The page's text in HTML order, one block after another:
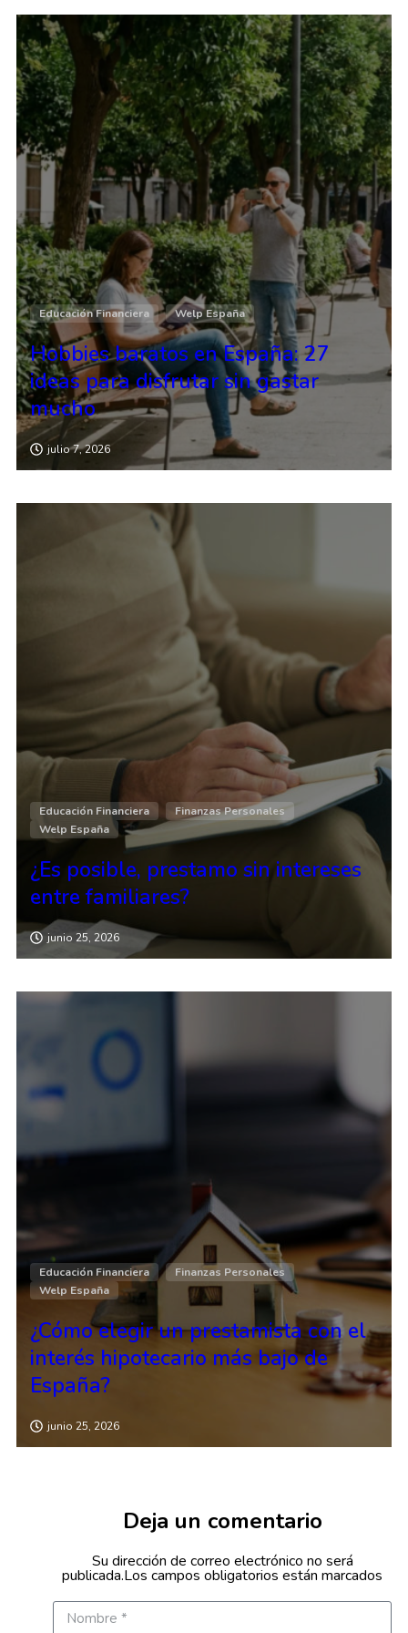
Educación Financiera Welp España
Hobbies baratos en España: 27
ideas para disfrutar sin gastar
mucho
julio 7, 2026
Educación Financiera
Finanzas Personales
Welp España
¿Es posible, prestamo sin intereses
entre familiares?
junio 25, 2026
Educación Financiera
Finanzas Personales
Welp España
¿Cómo elegir un prestamista con el
interés hipotecario más bajo de
España?
junio 25, 2026
Deja un comentario
Su dirección de correo electrónico no será
publicada.Los campos obligatorios están marcados